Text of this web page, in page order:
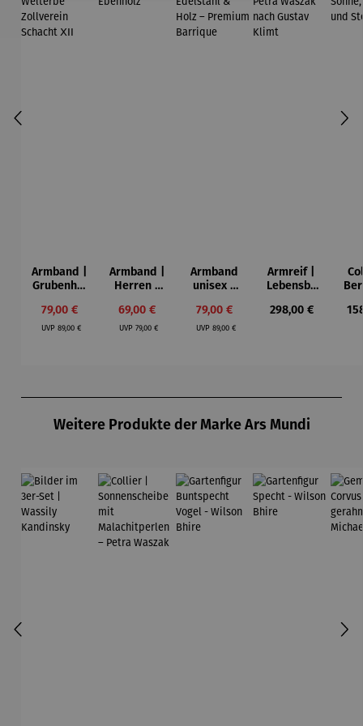
Armband |
Grubenhol
Welterbe
Zollverein
Verkaufspreis:
79,00 €
UVPRegulärer Preis:
89,00 €
Armband |
Herren –
Ebenholz
Verkaufspreis:
69,00 €
UVPRegulärer Preis:
79,00 €
Armband
unisex |
& Holz –
Premium
Verkaufspreis:
79,00 €
UVP Regulärer Preis:
89,00 €
Armreif |
Lebensba
Petra
Regulärer Preis:
298,00 €
Weitere Produkte der Marke Ars Mundi